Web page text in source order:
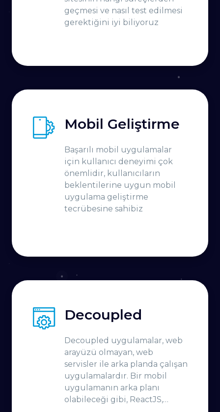
geçmesi ve nasıl test edilmesi
gerektiğini iyi biliyoruz
Mobil Geliştirme
Başarılı mobil uygulamalar
için kullanıcı deneyimi çok
önemlidir, kullanıcıların
beklentilerine uygun mobil
uygulama geliştirme
tecrübesine sahibiz
Decoupled
Decoupled uygulamalar, web
arayüzü olmayan, web
servisler ile arka planda çalışan
uygulamalardır. Bir mobil
uygulamanın arka planı
olabileceği gibi, ReactJS,